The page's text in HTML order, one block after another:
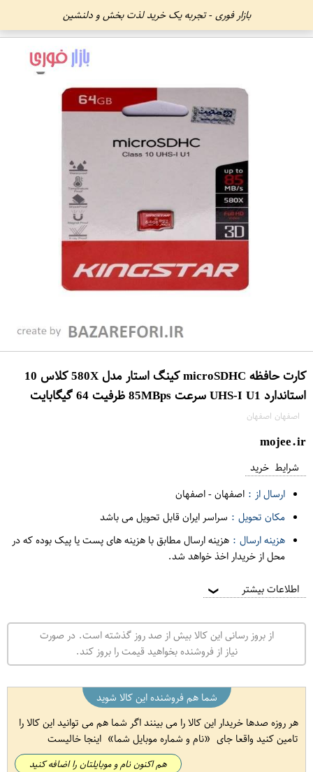
بازار فوری - تجربه یک خرید لذت بخش و دلنشین
کارت حافظه microSDHC کینگ استار مدل 580X کلاس 10
استاندارد UHS-I U1 سرعت 85MBps ظرفیت 64 گیگابایت
اصفهان اصفهان
mojee.ir
شرایط خرید
ارسال از : اصفهان-اصفهان
مکان تحویل : سراسر ایران قابل تحویل می باشد
هزینه ارسال : هزینه ارسال مطابق با هزینه های پست یا پیک بوده که در
محل از خریدار اخذ خواهد شد.
اطلاعات بیشتر ❯
از بروز رسانی این کالا بیش از صد روز گذشته است. در صورت
نیاز از فروشنده بخواهید قیمت را بروز کند.
شما هم فروشنده این کالا شوید
هر روزه صدها خریدار این کالا را می بینند اگر شما هم می توانید این کالا را
تامین کنید واقعا جای
نام و شماره موبایل شما اینجا خالیست
هم اکنون نام و موبایلتان را اضافه کنید